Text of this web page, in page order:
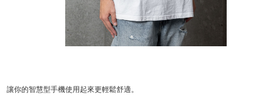
讓你的智慧型手機使用起來更輕鬆舒適。